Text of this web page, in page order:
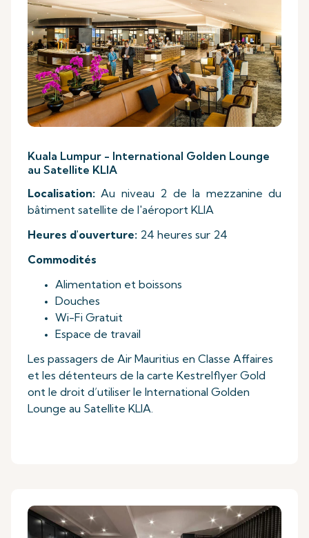
Kuala Lumpur - International Golden Lounge
au Satellite KLIA
Localisation: Au niveau 2 de la mezzanine du
bâtiment satellite de l'aéroport KLIA
Heures d'ouverture: 24 heures sur 24
Commodités
Alimentation et boissons
Douches
Wi-Fi Gratuit
Espace de travail
Les passagers de Air Mauritius en Classe Affaires
et les détenteurs de la carte Kestrelflyer Gold
ont le droit d’utiliser le International Golden
Lounge au Satellite KLIA.